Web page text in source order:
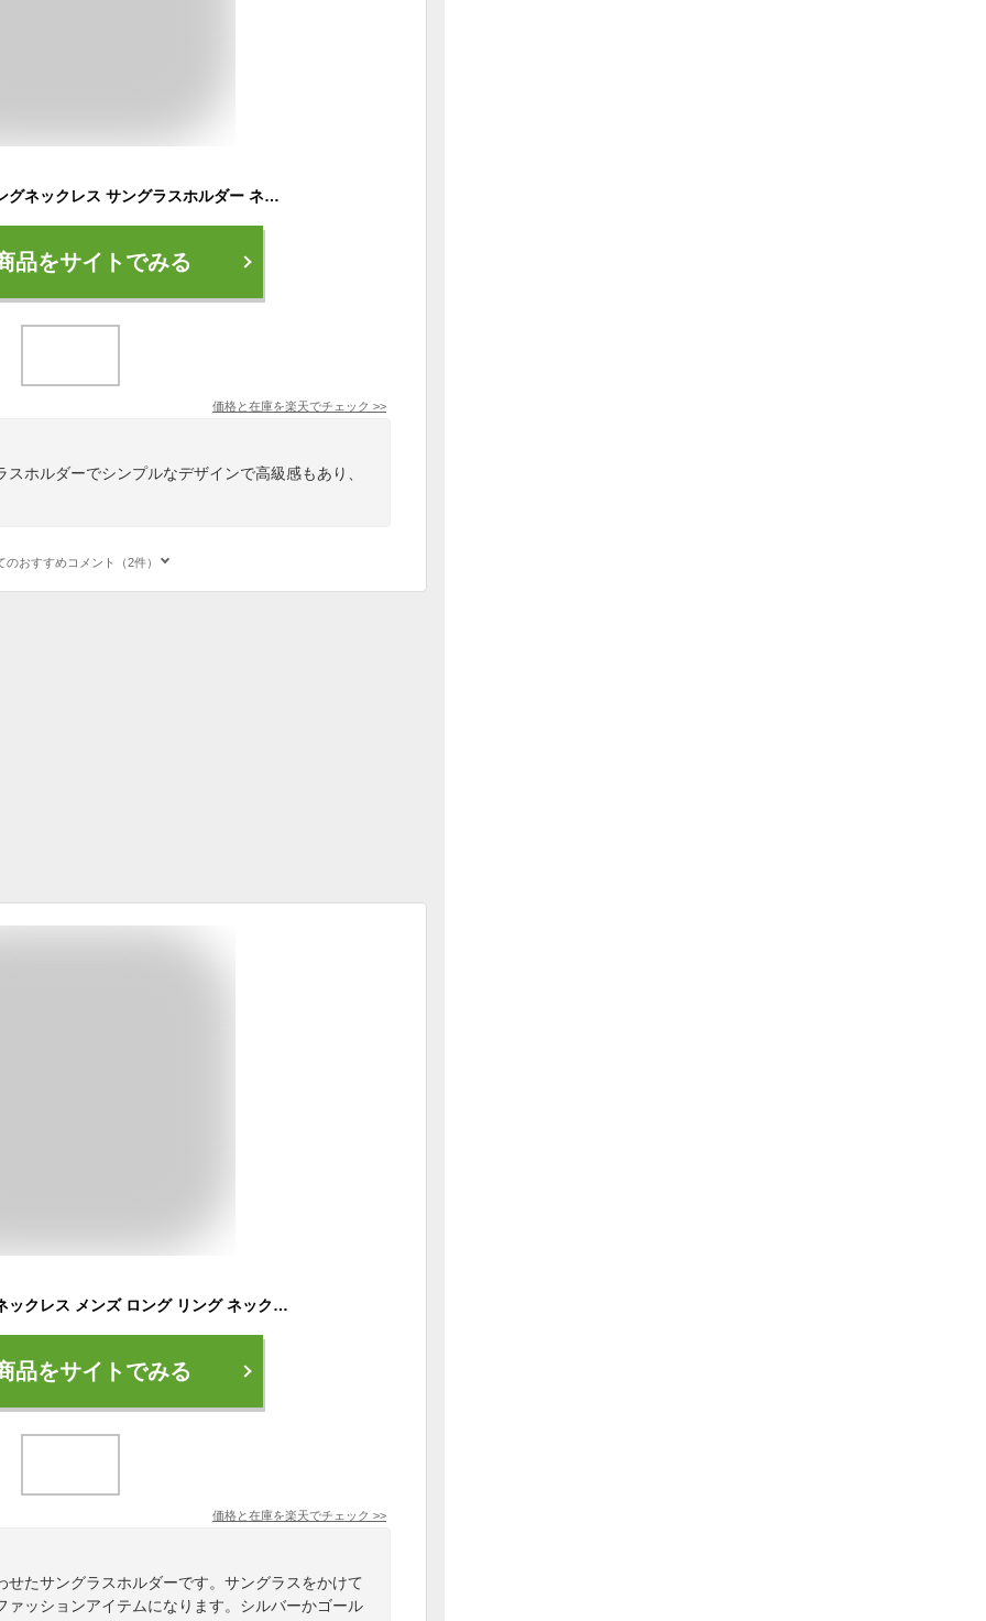
リングネックレス ロングネックレス サングラスホルダー ネックレス メンズ ツイスト ロング シルバー ゴールド ネックレス シンプル リング ねじり ひねり 存在感 高級感 レディース ペンダント
品をサイトでみる
価格と在庫を楽天でチェック >>
ホルダーでシンプルなデザインで高級感もあり、
のおすすめコメント（2件）
サングラスホルダー ネックレス メンズ ロング リング ネックレス メッセージ レザー シンプル メッセージ 革紐 牛革 レディース ユニセックス 男女兼用 ペア アクセサリー シルバー ゴールド メガネホルダー サングラス ペア 人気 誕生日 プレゼント ギフト オシャレ
品をサイトでみる
価格と在庫を楽天でチェック >>
たサングラスホルダーです。サングラスをかけて
ァッションアイテムになります。シルバーかゴール